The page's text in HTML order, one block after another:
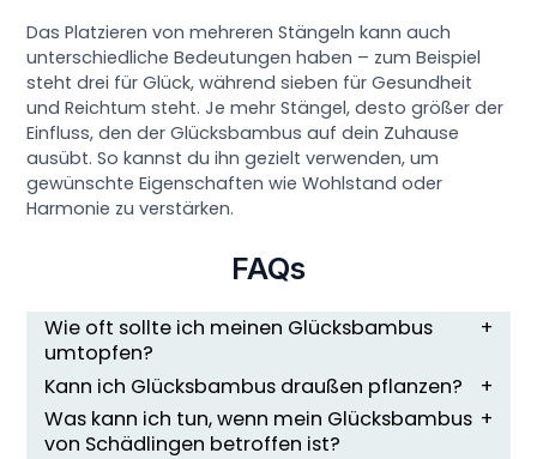
Das Platzieren von mehreren Stängeln kann auch
unterschiedliche Bedeutungen haben – zum Beispiel
steht drei für Glück, während sieben für Gesundheit
und Reichtum steht. Je mehr Stängel, desto größer der
Einfluss, den der Glücksbambus auf dein Zuhause
ausübt. So kannst du ihn gezielt verwenden, um
gewünschte Eigenschaften wie Wohlstand oder
Harmonie zu verstärken.
FAQs
Wie oft sollte ich meinen Glücksbambus
umtopfen?
Kann ich Glücksbambus draußen pflanzen?
Was kann ich tun, wenn mein Glücksbambus
von Schädlingen betroffen ist?